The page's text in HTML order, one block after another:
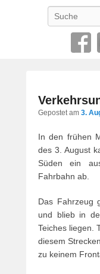
Gepostet am 3.
In den frühen
des 3. August
Süden ein
Fahrbahn ab.
Das Fahrzeug
und blieb in
Teiches liegen.
diesem
zu keinem